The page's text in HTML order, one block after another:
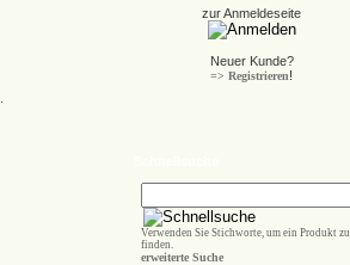
zur Anmeldeseite
Neuer Kunde?
=> Registrieren!
Verwenden Sie Stichworte, um ein Produkt zu
finden.
erweiterte Suche